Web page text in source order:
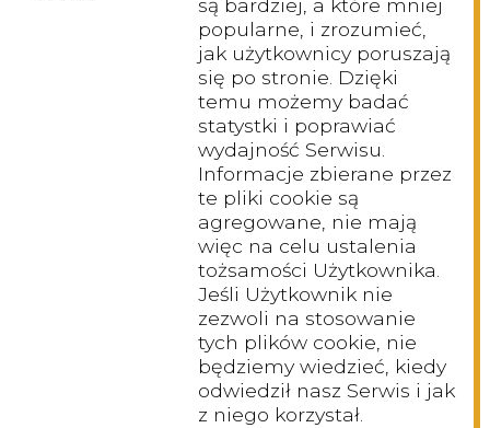
są bardziej, a które mniej
popularne, i zrozumieć,
jak użytkownicy poruszają
się po stronie. Dzięki
temu możemy badać
statystki i poprawiać
wydajność Serwisu.
Informacje zbierane przez
te pliki cookie są
agregowane, nie mają
więc na celu ustalenia
tożsamości Użytkownika.
Jeśli Użytkownik nie
zezwoli na stosowanie
tych plików cookie, nie
będziemy wiedzieć, kiedy
odwiedził nasz Serwis i jak
z niego korzystał.